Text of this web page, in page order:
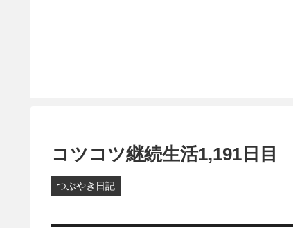
コツコツ継続生活1,191日目
つぶやき日記